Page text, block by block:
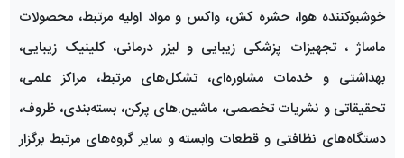
خوشبوکننده هوا، حشره کش، واکس و مواد اولیه مرتبط، محصولات
ماساژ ، تجهیزات پزشکی زیبایی و لیزر درمانی، کلینیک زیبایی،
بهداشتی و خدمات مشاوره‌ای، تشکل‌های مرتبط، مراکز علمی،
تحقیقاتی و نشریات تخصصی، ماشین.های پرکن، بسته‌بندی، ظروف،
دستگاه‌های نظافتی و قطعات وابسته و سایر گروه‌های مرتبط برگزار